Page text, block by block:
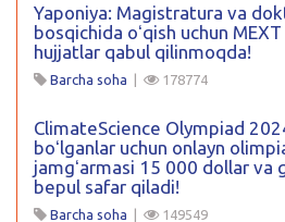
Yaponiya: Magistratura va
bosqichida oʻqish uchun
hujjatlar qabul qilinmoqda!
Barcha soha | 178774
ClimateScience Olympiad
boʻlganlar uchun onlayn
jamgʻarmasi 15 000 dollar va
bepul safar qiladi!
Barcha soha | 149549